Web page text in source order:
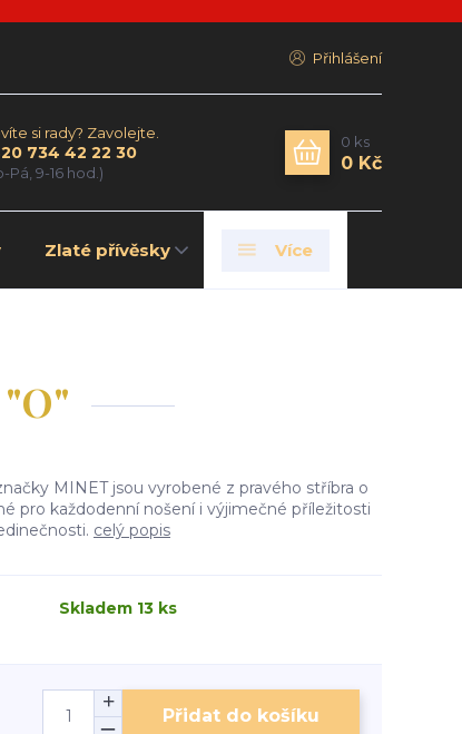
Přihlášení
si rady? Zavolejte.
734 42 22 30
Pá, 9-16 hod.)
0 ks
0 Kč
Zlaté přívěsky Více
MINET jsou vyrobené z pravého stříbra o
pro každodenní nošení i výjimečné příležitosti
celý popis
Skladem 13 ks
Přidat do košíku